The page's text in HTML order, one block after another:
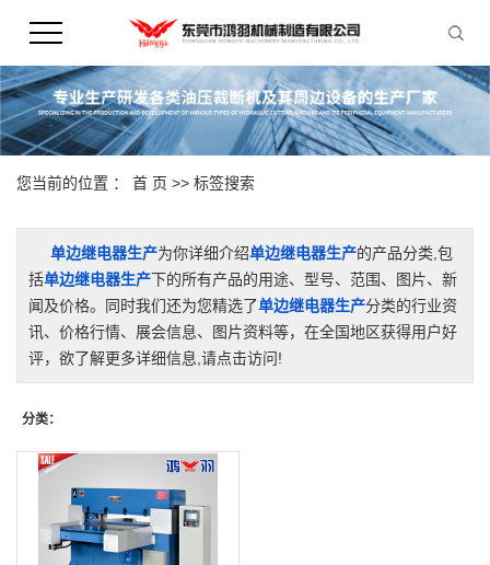
您当前的位置 ： 首 页 >> 标签搜索
单边继电器生产为你详细介绍单边继电器生产的产品分类,包
括单边继电器生产下的所有产品的用途、型号、范围、图片、新
闻及价格。同时我们还为您精选了单边继电器生产分类的行业资
讯、价格行情、展会信息、图片资料等，在全国地区获得用户好
评，欲了解更多详细信息,请点击访问!
分类：